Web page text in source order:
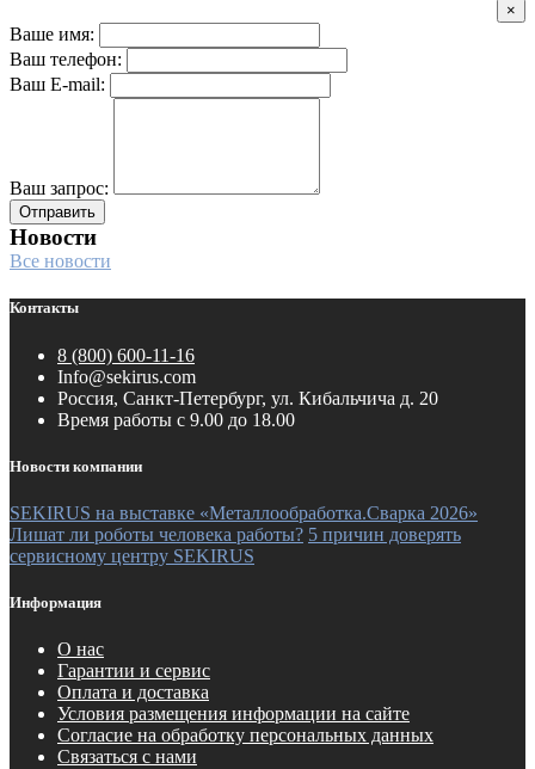
×
Ваше имя:
Ваш телефон:
Ваш E-mail:
Ваш запрос:
Отправить
Новости
Все новости
Контакты
8 (800) 600-11-16
Info@sekirus.com
Россия, Санкт-Петербург, ул. Кибальчича д. 20
Время работы с 9.00 до 18.00
Новости компании
SEKIRUS на выставке «Металлообработка.Сварка 2026»
Лишат ли роботы человека работы? 5 причин доверять
сервисному центру SEKIRUS
Информация
О нас
Гарантии и сервис
Оплата и доставка
Условия размещения информации на сайте
Согласие на обработку персональных данных
Связаться с нами